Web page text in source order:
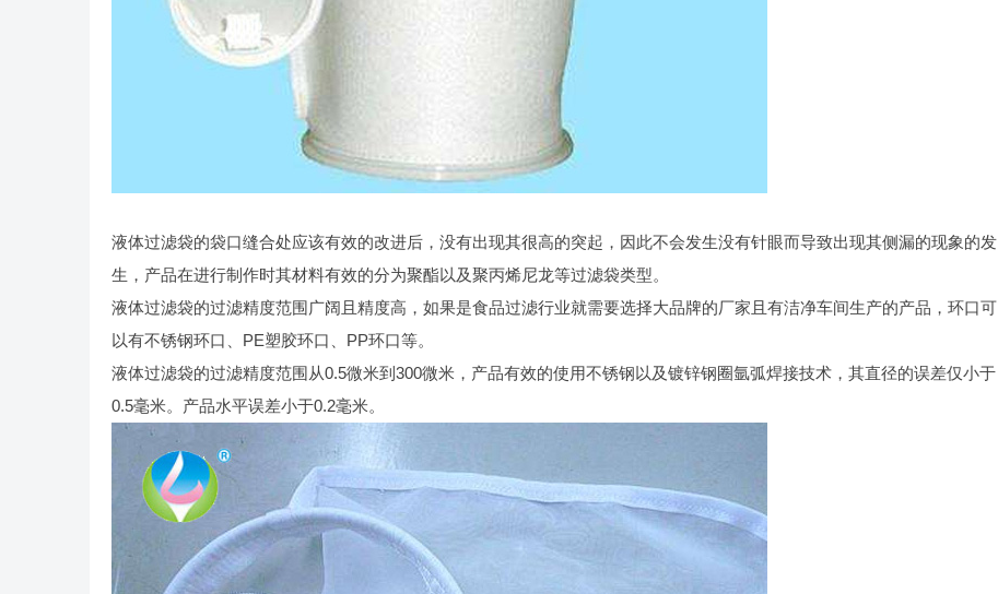
液体过滤袋的袋口缝合处应该有效的改进后，没有出现其很高的突起，因此不会发生没有针眼而导致出现其侧漏的现象的发
生，产品在进行制作时其材料有效的分为聚酯以及聚丙烯尼龙等过滤袋类型。
液体过滤袋的过滤精度范围广阔且精度高，如果是食品过滤行业就需要选择大品牌的厂家且有洁净车间生产的产品，环口可
以有不锈钢环口、PE塑胶环口、PP环口等。
液体过滤袋的过滤精度范围从0.5微米到300微米，产品有效的使用不锈钢以及镀锌钢圈氩弧焊接技术，其直径的误差仅小于
0.5毫米。产品水平误差小于0.2毫米。